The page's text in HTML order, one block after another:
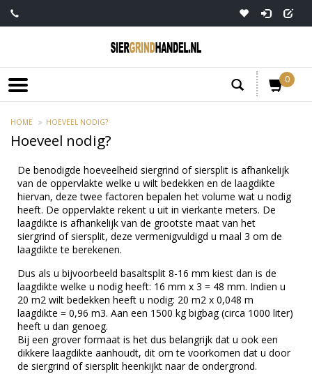
0
HOME HOEVEEL NODIG?
Hoeveel nodig?
De benodigde hoeveelheid siergrind of siersplit is afhankelijk
van de oppervlakte welke u wilt bedekken en de laagdikte
hiervan, deze twee factoren bepalen het volume wat u nodig
heeft. De oppervlakte rekent u uit in vierkante meters. De
laagdikte is afhankelijk van de grootste maat van het
siergrind of siersplit, deze vermenigvuldigd u maal 3 om de
laagdikte te berekenen.
Dus als u bijvoorbeeld basaltsplit 8-16 mm kiest dan is de
laagdikte welke u nodig heeft: 16 mm x 3 = 48 mm. Indien u
20 m2 wilt bedekken heeft u nodig: 20 m2 x 0,048 m
laagdikte = 0,96 m3. Aan een 1500 kg bigbag (circa 1000 liter)
heeft u dan genoeg.
Bij een grover formaat is het dus belangrijk dat u ook een
dikkere laagdikte aanhoudt, dit om te voorkomen dat u door
de siergrind of siersplit heenkijkt naar de ondergrond.